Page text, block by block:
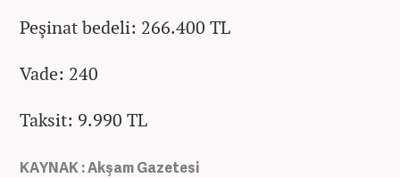
Peşinat bedeli: 266.400 TL
Vade: 240
Taksit: 9.990 TL
KAYNAK : Akşam Gazetesi